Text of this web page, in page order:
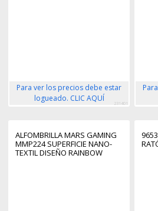
Para ver los precios debe estar
logueado. CLIC AQUÍ
231401
ALFOMBRILLA MARS GAMING
MMP224 SUPERFICIE NANO-
TEXTIL DISEÑO RAINBOW